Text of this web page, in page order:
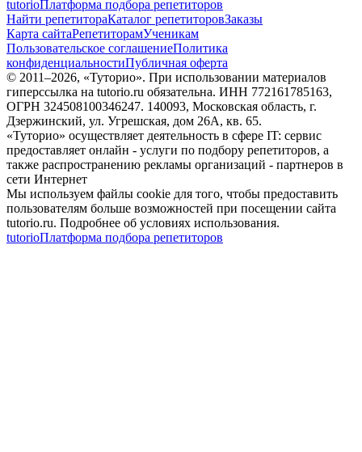
tutorioПлатформа подбора репетиторов
Найти репетитораКаталог репетиторовЗаказы
Карта сайтаРепетиторамУченикам
Пользовательское соглашениеПолитика
конфиденциальностиПубличная оферта
© 2011–2026, «Туторио». При использовании материалов
гиперссылка на tutorio.ru обязательна. ИНН 772161785163,
ОГРН 324508100346247. 140093, Московская область, г.
Дзержинский, ул. Угрешская, дом 26А, кв. 65.
«Туторио» осуществляет деятельность в сфере IT: сервис
предоставляет онлайн - услуги по подбору репетиторов, а
также распространению рекламы организаций - партнеров в
сети Интернет
Мы используем файлы cookie для того, чтобы предоставить
пользователям больше возможностей при посещении сайта
tutorio.ru. Подробнее об условиях использования.
tutorioПлатформа подбора репетиторов